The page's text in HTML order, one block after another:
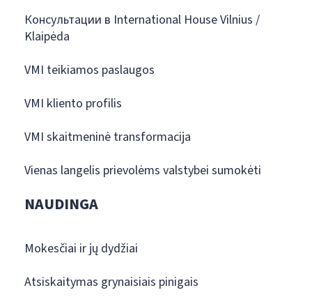
Консультации в International House Vilnius /
Klaipėda
VMI teikiamos paslaugos
VMI kliento profilis
VMI skaitmeninė transformacija
Vienas langelis prievolėms valstybei sumokėti
NAUDINGA
Mokesčiai ir jų dydžiai
Atsiskaitymas grynaisiais pinigais